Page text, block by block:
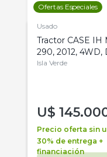
Ofertas Especiales
Usado
Tractor CASE IH
290, 2012, 4WD,
Isla Verde
U$
Precio oferta sin
30% de entrega +
financiación